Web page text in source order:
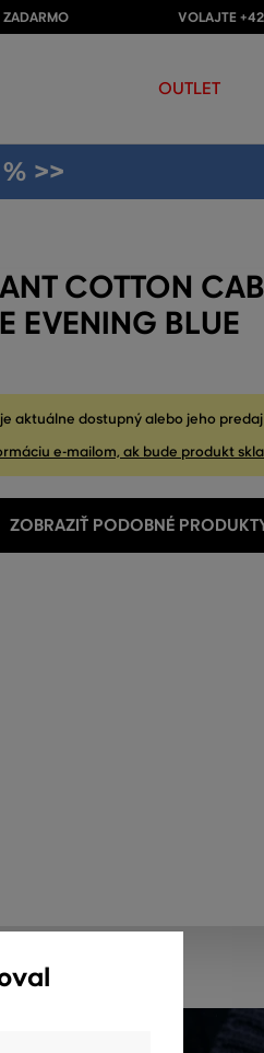
ZADARMO VOLAJTE
OUTLET
>>
COTTON
EVENING BLUE
aktuálne dostupný alebo jeho
e-mailom, ak bude produkt
ZOBRAZIŤ PODOBNÉ